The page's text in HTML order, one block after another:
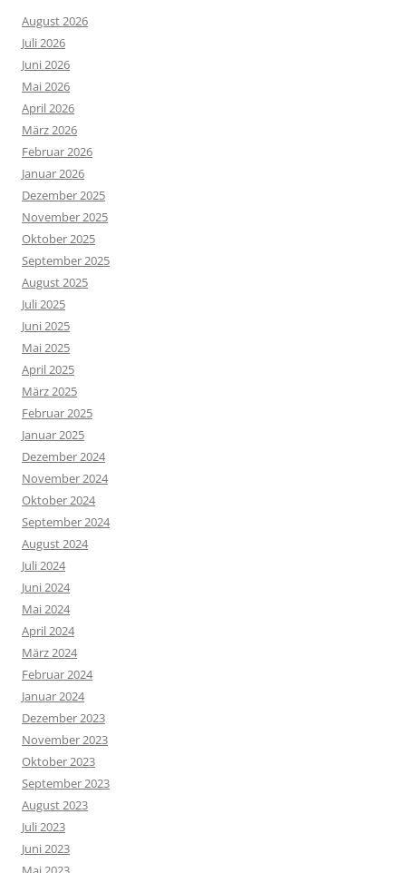
August 2026
Juli 2026
Juni 2026
Mai 2026
April 2026
März 2026
Februar 2026
Januar 2026
Dezember 2025
November 2025
Oktober 2025
September 2025
August 2025
Juli 2025
Juni 2025
Mai 2025
April 2025
März 2025
Februar 2025
Januar 2025
Dezember 2024
November 2024
Oktober 2024
September 2024
August 2024
Juli 2024
Juni 2024
Mai 2024
April 2024
März 2024
Februar 2024
Januar 2024
Dezember 2023
November 2023
Oktober 2023
September 2023
August 2023
Juli 2023
Juni 2023